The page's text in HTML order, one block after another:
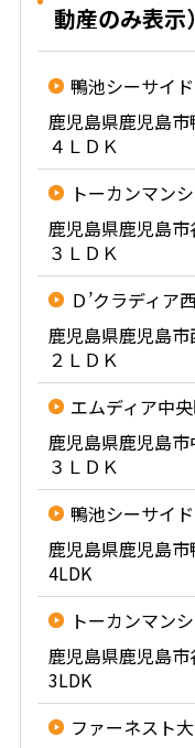
動産のみ表示）
鴨池シーサイ
鹿児島県鹿児島
４ＬＤＫ
トーカンマン
鹿児島県鹿児島
３ＬＤＫ
Ｄ’クラディア
鹿児島県鹿児島市
２ＬＤＫ
エムディア中
鹿児島県鹿児島市
３ＬＤＫ
鴨池シーサイ
鹿児島県鹿児島
4LDK
トーカンマン
鹿児島県鹿児島
3LDK
ファーネスト